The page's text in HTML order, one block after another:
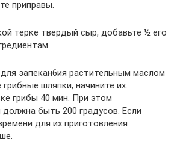
приправы.
терке твердый сыр, добавьте ½ его
запекан6ия растительным маслом
шляпки, начините их.
грибы 40 мин. При этом
должна быть 200 градусов. Если
для их приготовления